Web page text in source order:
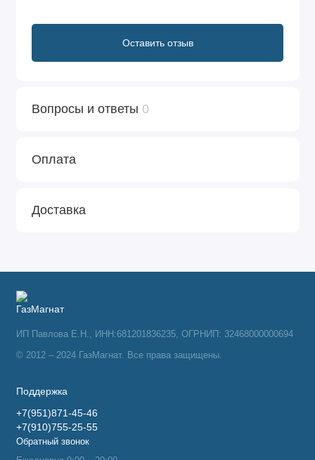
Оставить отзыв
Вопросы и ответы 0
Оплата
Доставка
ИП Павлова Е.Н., ИНН:681201836235, ОГРНИП: 32468000000694
© 2012 – 2024 ГазМагнат. Все права защищены.
Поддержка
+7(951)871-45-46
+7(910)755-25-55
Обратный звонок